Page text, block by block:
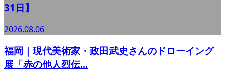
31日】
2026.08.06
福岡｜現代美術家・政田武史さんのドローイング
展「赤の他人烈伝...